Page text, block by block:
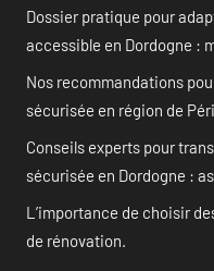
Dossier pratique pour
accessible en Dordogne :
Nos recommandations
sécurisée en région de
Conseils experts pour
sécurisée en Dordogne :
L’importance de choisir
de rénovation.